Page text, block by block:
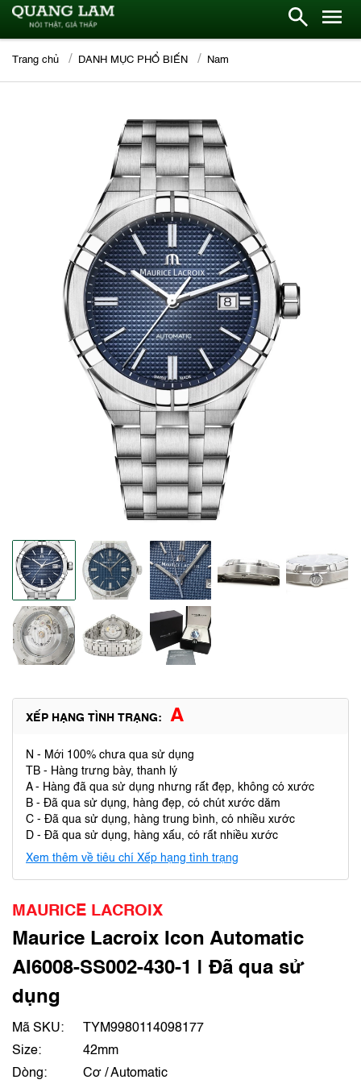
Trang chủ DANH MỤC PHỔ BIẾN Nam
XẾP HẠNG TÌNH TRẠNG: A
N - Mới 100% chưa qua sử dụng
TB - Hàng trưng bày, thanh lý
A - Hàng đã qua sử dụng nhưng rất đẹp, không có xước
B - Đã qua sử dụng, hàng đẹp, có chút xước dăm
C - Đã qua sử dụng, hàng trung bình, có nhiều xước
D - Đã qua sử dụng, hàng xấu, có rất nhiều xước
Xem thêm về tiêu chí Xếp hạng tình trạng
MAURICE LACROIX
Maurice Lacroix Icon Automatic
AI6008-SS002-430-1 | Đã qua sử
dụng
Mã SKU:
TYM9980114098177
Size:
42mm
Dòng:
Cơ / Automatic